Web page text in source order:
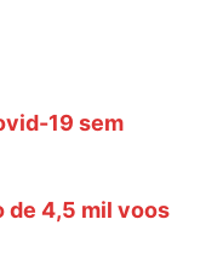
19 sem
de 4,5 mil voos